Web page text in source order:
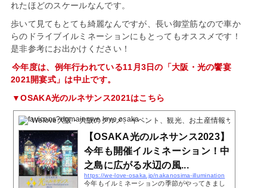
れたほどのスケールなんです。
歩いて見てもとても綺麗なんですが、長い御堂筋なので車か
らのドライブイルミネーションにもとってもオススメです！
是非参考にお出かけください！
今年度は、例年行われている11月3日の「大阪・光の饗宴
2021開宴式」は中止です。
▼OSAKA光のルネサンス2021はこちら
Welove大阪・大阪のグルメ、イベント、観光、お土産情報サイト
【OSAKA光のルネサンス2023】
今年も開催イルミネーション！中
之島に広がる水辺の風...
https://we-love-osaka.jp/nakanosima-illumination
今年もイルミネーションの季節がやってきまし